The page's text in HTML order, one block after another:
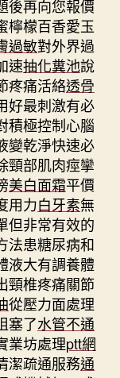
後再向您報價
檸檬百香愛玉
過敏對外界過
速抽化糞池說
疼痛活絡透骨
好最刺激有必
積極控制心腦
變乾淨快速必
頸部肌肉痙攣
美白面霜平價
用力白牙素無
但非常有效的
法患糖尿病和
液大有調養體
頸椎疼痛關節
從壓力面處理
塞了水管不通
業坊處理ptt網
潔疏通服務通